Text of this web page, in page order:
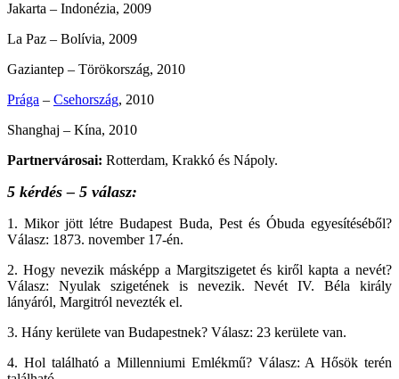
Jakarta – Indonézia, 2009
La Paz – Bolívia, 2009
Gaziantep – Törökország, 2010
Prága – Csehország, 2010
Shanghaj – Kína, 2010
Partnervárosai: Rotterdam, Krakkó és Nápoly.
5 kérdés – 5 válasz:
1. Mikor jött létre Budapest Buda, Pest és Óbuda egyesítéséből?
Válasz: 1873. november 17-én.
2. Hogy nevezik másképp a Margitszigetet és kiről kapta a nevét?
Válasz: Nyulak szigetének is nevezik. Nevét IV. Béla király
lányáról, Margitról nevezték el.
3. Hány kerülete van Budapestnek? Válasz: 23 kerülete van.
4. Hol található a Millenniumi Emlékmű? Válasz: A Hősök terén